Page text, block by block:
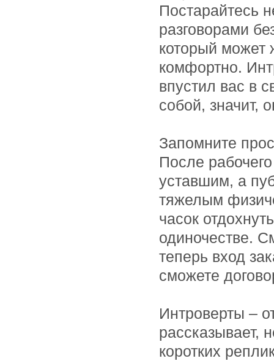
Постарайтесь
разговорами
который может
комфортно.
впустил вас в
собой, значит,
Запомните
После
уставшим, а
тяжелым
часок
одиночестве.
теперь вход
сможете
Интроверты –
рассказывает,
коротких